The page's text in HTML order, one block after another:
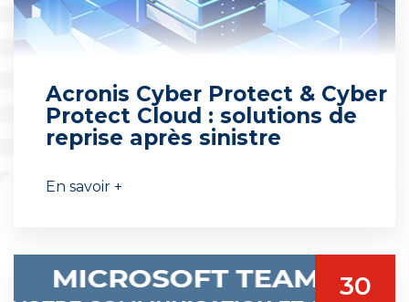
Acronis Cyber Protect & Cyber
Protect Cloud : solutions de
reprise après sinistre
En savoir +
30